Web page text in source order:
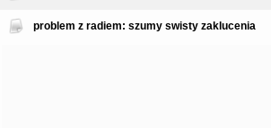
problem z radiem: szumy swisty zaklucenia